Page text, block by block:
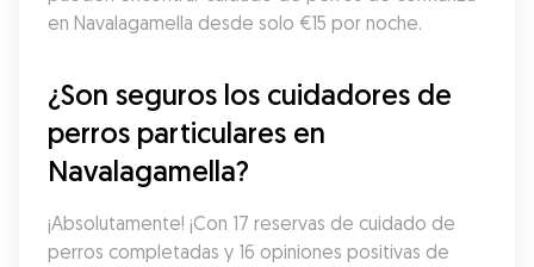
en Navalagamella desde solo €15 por noche.
¿Son seguros los cuidadores de
perros particulares en
Navalagamella?
¡Absolutamente! ¡Con 17 reservas de cuidado de
perros completadas y 16 opiniones positivas de